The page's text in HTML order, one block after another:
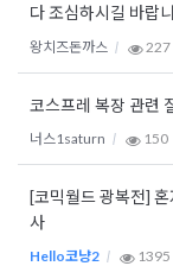
다 조심하시길 바랍
왕치즈돈까스 227
코스프레 복장 관련
너스1saturn 150
[코믹월드 광복전]
사
Hello코냥2 1395